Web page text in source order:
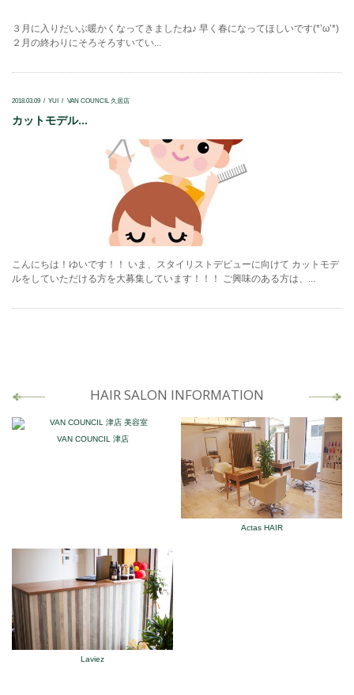
３月に入りだいぶ暖かくなってきましたね♪ 早く春になってほしいです(*’ω’*)
２月の終わりにそろそろすいてい...
2018.03.09 YUI VAN COUNCIL 久居店
カットモデル...
こんにちは！ゆいです！！ いま、スタイリストデビューに向けて カットモデ
ルをしていただける方を大募集しています！！！ ご興味のある方は、...
HAIR SALON INFORMATION
VAN COUNCIL 津店
Actas HAIR
Laviez